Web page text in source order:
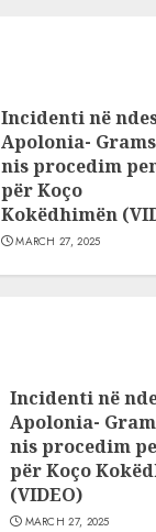
Incidenti në
Apolonia-
nis procedim
për Koço
Kokëdhimën
MARCH 27, 2025
Incidenti në
Apolonia-
nis procedim
për Koço
(VIDEO)
MARCH 27, 2025